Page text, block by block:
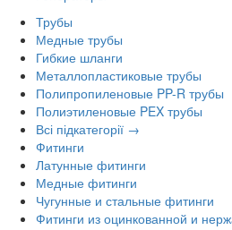
Трубы
Медные трубы
Гибкие шланги
Металлопластиковые трубы
Полипропиленовые PP-R трубы
Полиэтиленовые PEX трубы
Всі підкатегорії →
Фитинги
Латунные фитинги
Медные фитинги
Чугунные и стальные фитинги
Фитинги из оцинкованной и